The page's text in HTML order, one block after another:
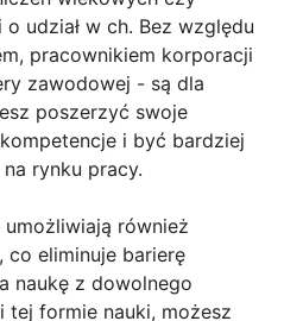
udział w ch. Bez względu
pracownikiem korporacji
zawodowej - są dla
poszerzyć swoje
i być bardziej
rynku pracy.
umożliwiają również
co eliminuje barierę
naukę z dowolnego
tej formie nauki, możesz